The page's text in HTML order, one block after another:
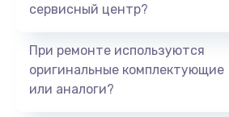
сервисный центр?
При ремонте используются
оригинальные комплектующие
или аналоги?